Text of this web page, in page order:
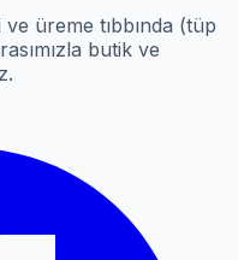
ve üreme tıbbında (tüp
butik ve